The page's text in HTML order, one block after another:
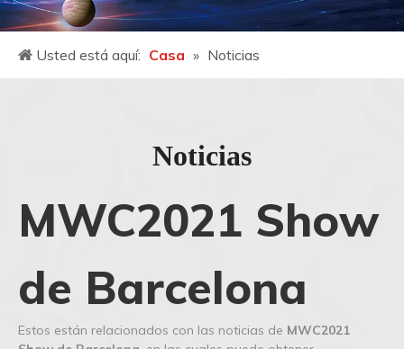
Usted está aquí: Casa » Noticias
Noticias
MWC2021 Show
de Barcelona
Estos están relacionados con las noticias de MWC2021